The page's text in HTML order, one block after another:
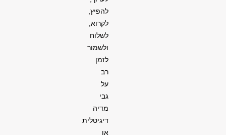
להפיץ,
לקרוא,
לשלוח
ולשמור
לזמן
רב
על
גבי
מדיה
דיגיטלית
או